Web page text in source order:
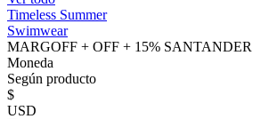
Timeless Summer
Swimwear
MARGOFF + OFF + 15% SANTANDER
Moneda
Según producto
$
USD